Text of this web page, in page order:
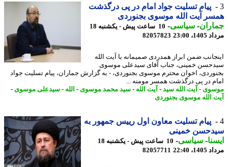
پیام تسلیت جواد امام در پی درگذشت
آیت الله موسوی بجنوردی
- سیاسی-
10 ساعت پیش - یکشنبه 18
23:00
82057823
ضمن ابراز همدردی صمیمانه با آیت الله
خمینی، جناب آقای سیدعلی موسوی
اخوان محترم موسوی بجنوردی، - به گزارش جماران، پیام تسلیت جواد
در پی درگذشت همسر مومنه ...
-آیت الله سید -آیت الله-سید محمد موسوی-الله-سیدعلی موسوی-
الله موسوی بجنوردی
پیام تسلیت معاون اول رییس جمهور به
خمینی
-سیاسی-
10 ساعت پیش - یکشنبه 18
22:40
82057711